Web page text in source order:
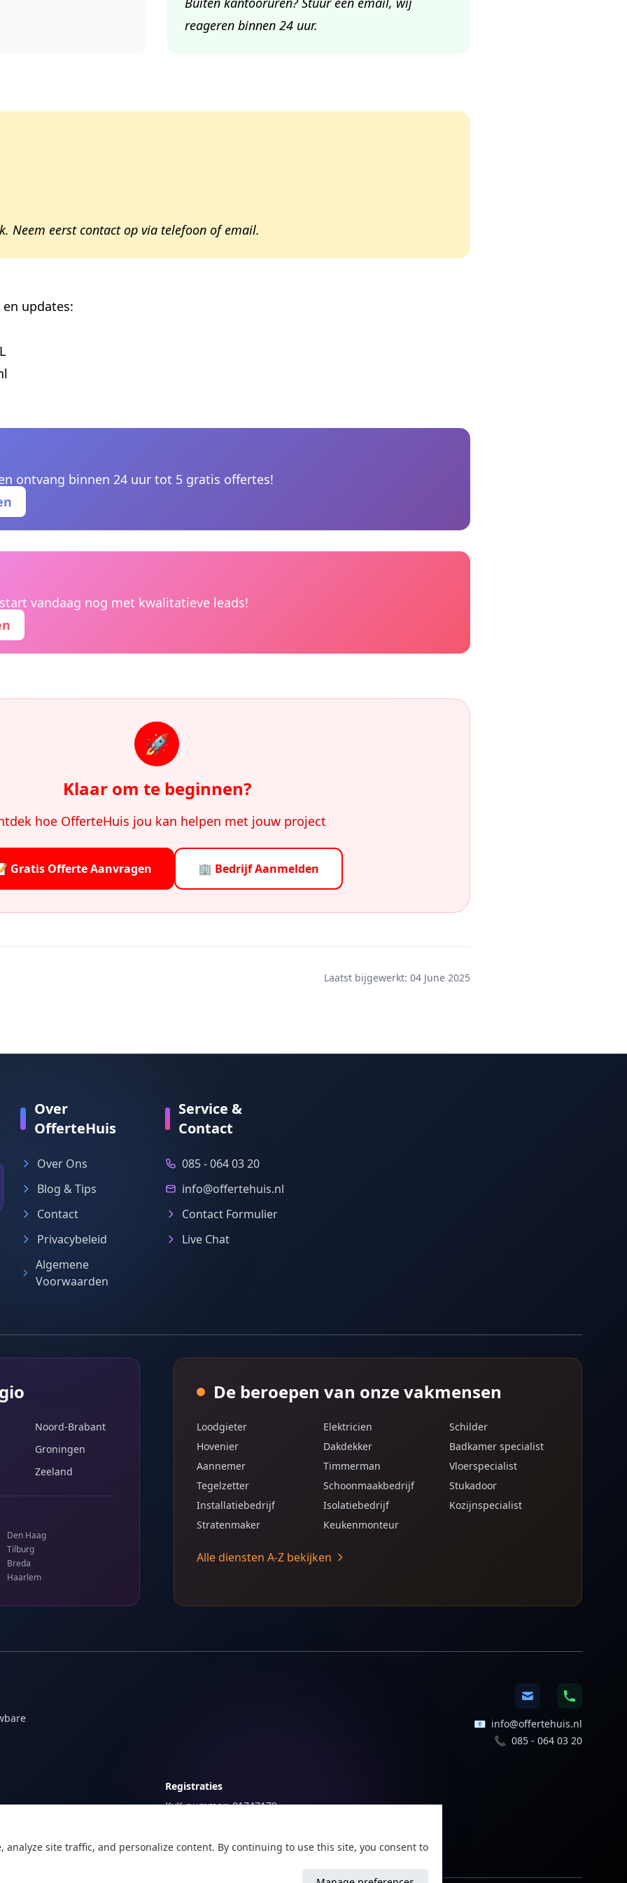
reageren binnen 24 uur.
Neem eerst contact op via telefoon of email.
updates:
ontvang binnen 24 uur tot 5 gratis offertes!
vandaag nog met kwalitatieve leads!
🚀
Klaar om te beginnen?
hoe OfferteHuis jou kan helpen met jouw project
Gratis Offerte Aanvragen 🏢 Bedrijf Aanmelden
Laatst bijgewerkt: 04 June 2025
Over
OfferteHuis
Over Ons
Blog & Tips
Contact
Privacybeleid
Algemene
Voorwaarden
Service &
Contact
085 - 064 03 20
info@offertehuis.nl
Contact Formulier
Live Chat
Noord-Brabant
Groningen
Zeeland
Den Haag
Tilburg
Breda
Haarlem
De beroepen van onze vakmensen
Loodgieter Elektricien
Schilder
Hovenier
Dakdekker
Badkamer specialist
Aannemer
Timmerman
Vloerspecialist
Tegelzetter
Schoonmaakbedrijf
Stukadoor
Installatiebedrijf
Isolatiebedrijf
Kozijnspecialist
Stratenmaker
Keukenmonteur
Alle diensten A-Z bekijken
📧 info@offertehuis.nl
📞 085 - 064 03 20
Registraties
KvK-nummer: 81747179
site traffic, and personalize content. By continuing to use this site, you consent to